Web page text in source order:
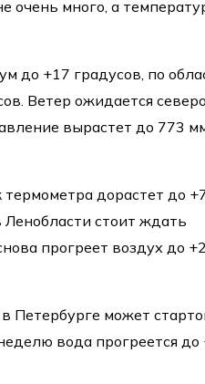
очень много, а
до +17 градусов, по
Ветер ожидается
вырастет до 773 мм
термометра дорастет до
Ленобласти стоит ждать
прогреет воздух до
в Петербурге может
вода прогреется до